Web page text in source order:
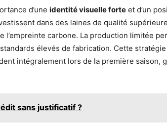
d’une identité visuelle forte et d’un
dans des laines de qualité
l’empreinte carbone. La production limitée
élevés de fabrication. Cette stratégie
intégralement lors de la première saison,
sans justificatif ?